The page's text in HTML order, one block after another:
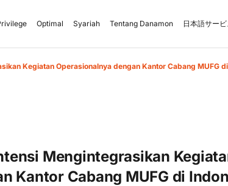
Optimal Syariah Tentang Danamon 日本語サービ
Kegiatan Operasionalnya dengan Kantor Cabang MUFG
Mengintegrasikan
Kantor Cabang MUFG di